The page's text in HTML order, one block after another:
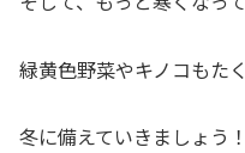
緑黄色野菜やキノコもた
冬に備えていきましょう！